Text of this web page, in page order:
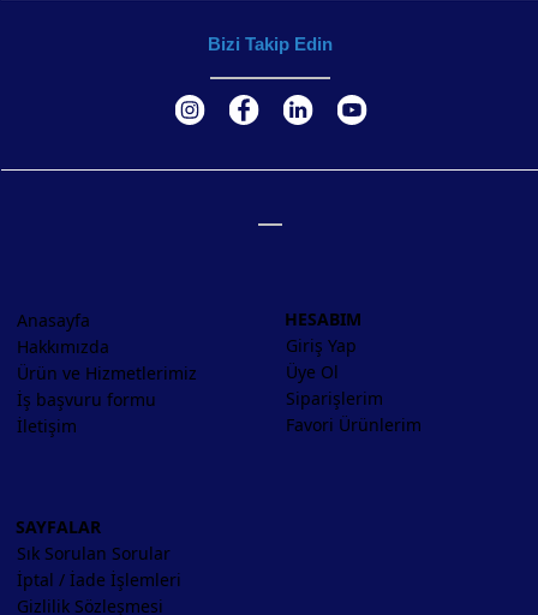
Bizi Takip Edin
Anasayfa
Hakkımızda
Ürün ve Hizmetlerimiz
İş başvuru formu
İletişim
HESABIM
Giriş Yap
Üye Ol
Siparişlerim
Favori Ürünlerim
SAYFALAR
Sık Sorulan Sorular
İptal / İade İşlemleri
Gizlilik Sözleşmesi